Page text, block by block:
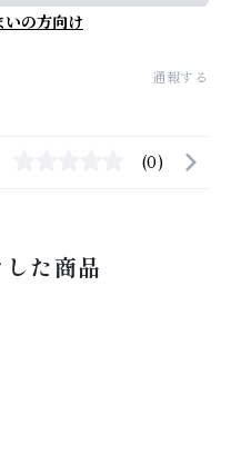
いの方向け
通報する
(0)
た商品